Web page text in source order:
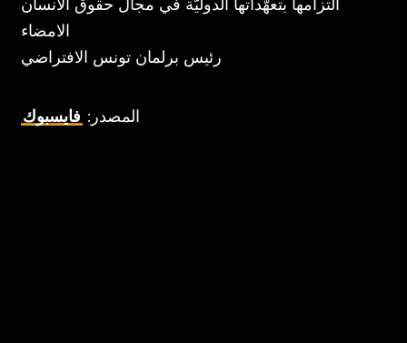
التزامها بتعهّداتها الدوليّة في مجال حقوق الانسان
الامضاء
رئيس برلمان تونس الافتراضي
المصدر: فايسبوك